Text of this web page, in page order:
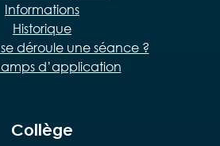
Informations
Historique
déroule une séance ?
d’application
Collège